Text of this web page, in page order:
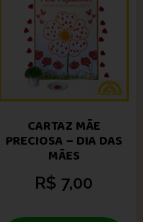
CARTAZ MÃE
PRECIOSA – DIA DAS
MÃES
R$ 7,00